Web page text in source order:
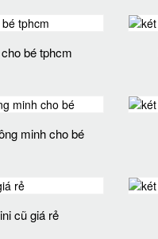
bé tphcm
minh cho bé
cũ giá rẻ